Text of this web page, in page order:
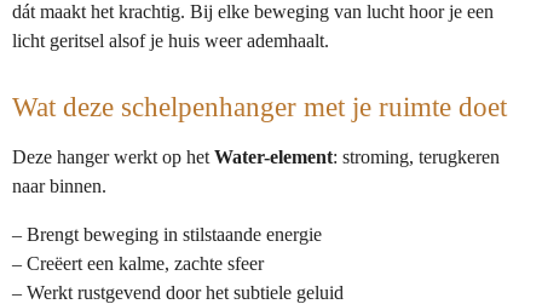
dát maakt het krachtig. Bij elke beweging van lucht hoor je een
licht geritsel alsof je huis weer ademhaalt.
Wat deze schelpenhanger met je ruimte doet
Deze hanger werkt op het Water-element: stroming, terugkeren
naar binnen.
– Brengt beweging in stilstaande energie
– Creëert een kalme, zachte sfeer
– Werkt rustgevend door het subtiele geluid